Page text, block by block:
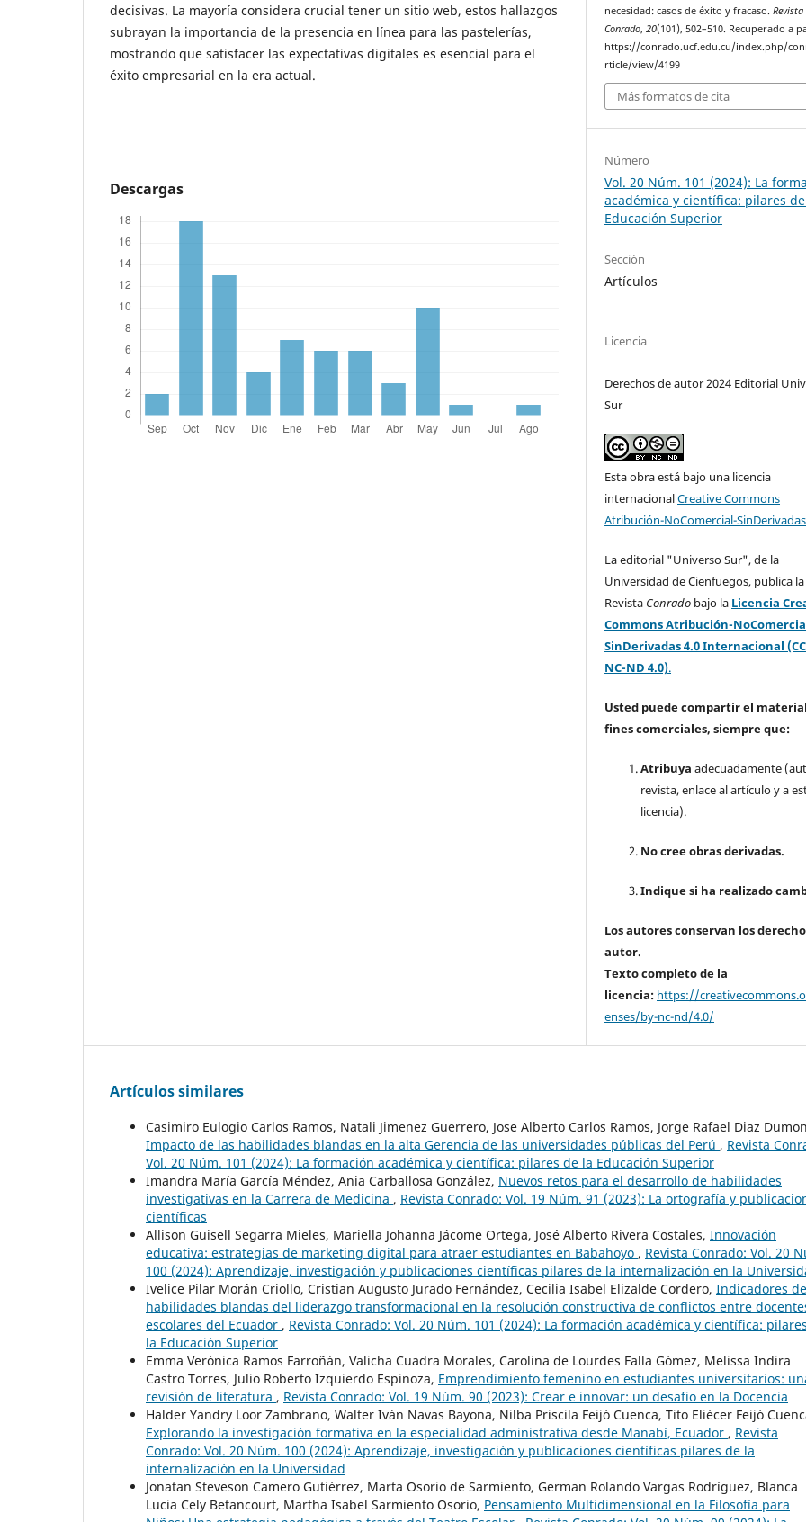
decisivas. La mayoría considera crucial tener un sitio web, estos hallazgos
subrayan la importancia de la presencia en línea para las pastelerías,
mostrando que satisfacer las expectativas digitales es esencial para el
éxito empresarial en la era actual.
Descargas
necesidad: casos de éxito y fracaso.Revista
Conrado,20(101), 502–510. Recuperado a
https://conrado.ucf.edu.cu/index.php/
rticle/view/4199
Más formatos de cita
Número
Vol. 20 Núm. 101 (2024): La
académica y científica: pilares
Educación Superior
Sección
Artículos
Licencia
Derechos de autor 2024 Editorial
Sur
Esta obra está bajo una licencia
internacionalCreative Commons
Atribución-NoComercial-
La editorial "Universo Sur", de la
Universidad de Cienfuegos, publica la
Revista Conrado bajo la Licencia
Commons Atribución-
SinDerivadas 4.0 Internacional (CC
NC-ND 4.0).
Usted puede compartir el
fines comerciales, siempre que:
Atribuya adecuadamente
revista, enlace al artículo y a
licencia).
No cree obras derivadas.
Indique si ha realizado
Los autores conservan los
autor.
Texto completo de la
licencia: https://
enses/by-nc-nd/4.0/
Artículos similares
Casimiro Eulogio Carlos Ramos, Natali Jimenez Guerrero, Jose Alberto Carlos Ramos, Jorge Rafael Diaz
Impacto de las habilidades blandas en la alta Gerencia de las universidades públicas del Perú , Revista
Vol. 20 Núm. 101 (2024): La formación académica y científica: pilares de la Educación Superior
Imandra María García Méndez, Ania Carballosa González, Nuevos retos para el desarrollo de habilidades
investigativas en la Carrera de Medicina , Revista Conrado: Vol. 19 Núm. 91 (2023): La ortografía y
científicas
Allison Guisell Segarra Mieles, Mariella Johanna Jácome Ortega, José Alberto Rivera Costales, Innovación
educativa: estrategias de marketing digital para atraer estudiantes en Babahoyo , Revista Conrado: Vol. 20
100 (2024): Aprendizaje, investigación y publicaciones científicas pilares de la internalización en la
Ivelice Pilar Morán Criollo, Cristian Augusto Jurado Fernández, Cecilia Isabel Elizalde Cordero, Indicadores de
habilidades blandas del liderazgo transformacional en la resolución constructiva de conflictos entre
escolares del Ecuador , Revista Conrado: Vol. 20 Núm. 101 (2024): La formación académica y científica:
la Educación Superior
Emma Verónica Ramos Farroñán, Valicha Cuadra Morales, Carolina de Lourdes Falla Gómez, Melissa Indira
Castro Torres, Julio Roberto Izquierdo Espinoza, Emprendimiento femenino en estudiantes universitarios:
revisión de literatura , Revista Conrado: Vol. 19 Núm. 90 (2023): Crear e innovar: un desafio en la Docencia
Halder Yandry Loor Zambrano, Walter Iván Navas Bayona, Nilba Priscila Feijó Cuenca, Tito Eliécer Feijó
Explorando la investigación formativa en la especialidad administrativa desde Manabí, Ecuador , Revista
Conrado: Vol. 20 Núm. 100 (2024): Aprendizaje, investigación y publicaciones científicas pilares de la
internalización en la Universidad
Jonatan Steveson Camero Gutiérrez, Marta Osorio de Sarmiento, German Rolando Vargas Rodríguez, Blanca
Lucia Cely Betancourt, Martha Isabel Sarmiento Osorio, Pensamiento Multidimensional en la Filosofía para